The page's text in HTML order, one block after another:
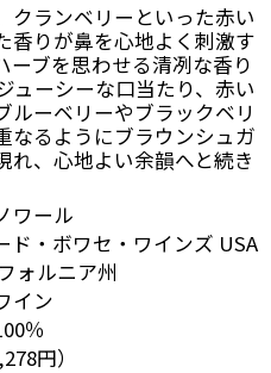
クランベリーといった赤い
香りが鼻を心地よく刺激す
ーブを思わせる清冽な香り
ューシーな口当たり、赤い
ルーベリーやブラックベリ
なるようにブラウンシュガ
れ、心地よい余韻へと続き
ワール
ド・ボワセ・ワインズ USA
ォルニア州
イン
％
円）